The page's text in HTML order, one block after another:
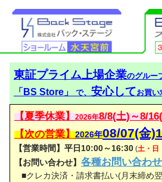
東証プライム上場企業のグルー
「BS Store」 で、 安心してお買い
【夏季休業】2026年8/8(土)～8/
【次の営業】2026年08/07(金
【営業時間】平日10:00～16:30 (土・日
【お問い合わせ】 各種お問い合わ
■クレカ決済・請求書払い(月末締め